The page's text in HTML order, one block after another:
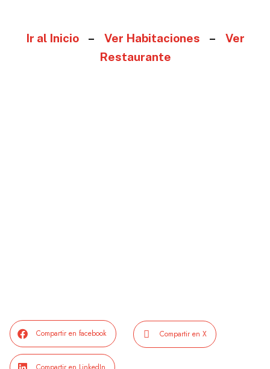
Ir al Inicio– Ver Habitaciones – Ver
Restaurante